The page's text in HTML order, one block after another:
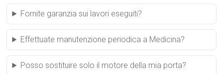
Fornite garanzia sui lavori eseguiti?
Effettuate manutenzione periodica a Medicina?
Posso sostituire solo il motore della mia porta?